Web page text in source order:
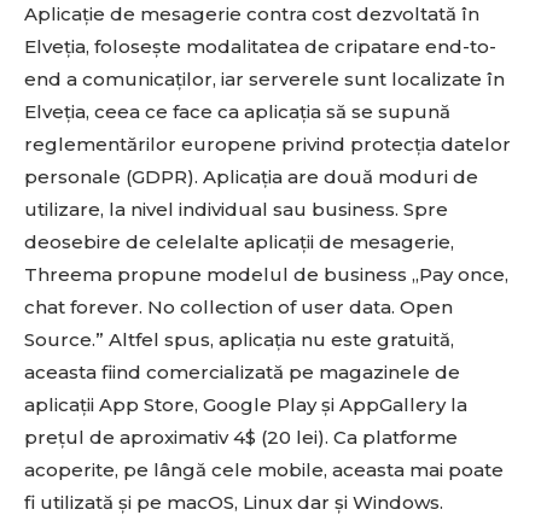
Aplicație de mesagerie contra cost dezvoltată în
Elveția, folosește modalitatea de cripatare end-to-
end a comunicaților, iar serverele sunt localizate în
Elveția, ceea ce face ca aplicația să se supună
reglementărilor europene privind protecția datelor
personale (GDPR). Aplicația are două moduri de
utilizare, la nivel individual sau business. Spre
deosebire de celelalte aplicații de mesagerie,
Threema propune modelul de business „Pay once,
chat forever. No collection of user data. Open
Source.” Altfel spus, aplicația nu este gratuită,
aceasta fiind comercializată pe magazinele de
aplicații App Store, Google Play și AppGallery la
prețul de aproximativ 4$ (20 lei). Ca platforme
acoperite, pe lângă cele mobile, aceasta mai poate
fi utilizată și pe macOS, Linux dar și Windows.